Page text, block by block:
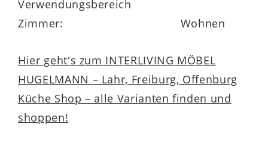
Verwendungsbereich
Zimmer:
Wohnen
Hier geht's zum INTERLIVING MÖBEL
HUGELMANN – Lahr, Freiburg, Offenburg
Küche Shop – alle Varianten finden und
shoppen!